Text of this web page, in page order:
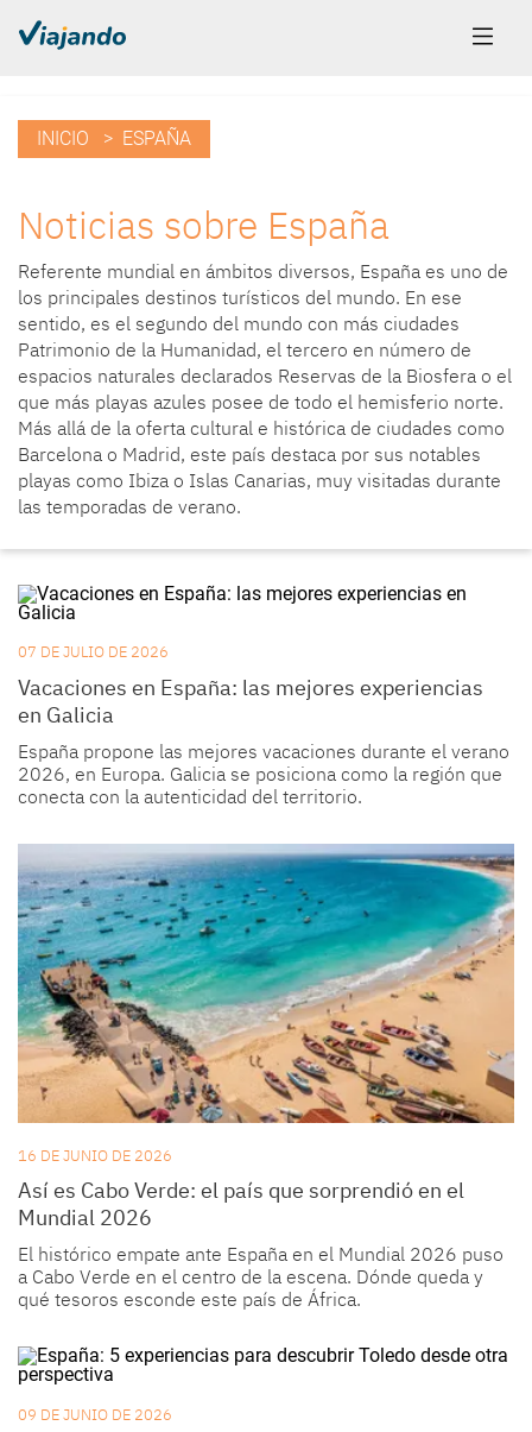
INICIO > ESPAÑA
Noticias sobre España
Referente mundial en ámbitos diversos, España es uno de
los principales destinos turísticos del mundo. En ese
sentido, es el segundo del mundo con más ciudades
Patrimonio de la Humanidad, el tercero en número de
espacios naturales declarados Reservas de la Biosfera o el
que más playas azules posee de todo el hemisferio norte.
Más allá de la oferta cultural e histórica de ciudades como
Barcelona o Madrid, este país destaca por sus notables
playas como Ibiza o Islas Canarias, muy visitadas durante
las temporadas de verano.
07 DE JULIO DE 2026
Vacaciones en España: las mejores experiencias
en Galicia
España propone las mejores vacaciones durante el verano
2026, en Europa. Galicia se posiciona como la región que
conecta con la autenticidad del territorio.
16 DE JUNIO DE 2026
Así es Cabo Verde: el país que sorprendió en el
Mundial 2026
El histórico empate ante España en el Mundial 2026 puso
a Cabo Verde en el centro de la escena. Dónde queda y
qué tesoros esconde este país de África.
09 DE JUNIO DE 2026